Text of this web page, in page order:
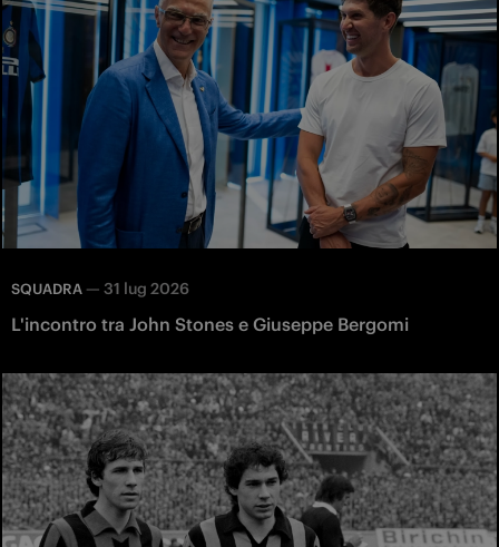
SQUADRA — 31 lug 2026
L'incontro tra John Stones e Giuseppe Bergomi